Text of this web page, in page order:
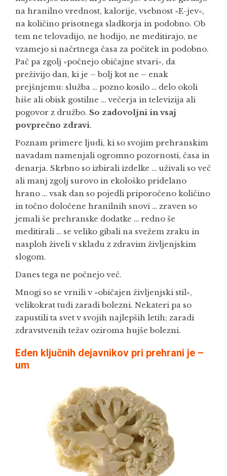
na hranilno vrednost, kalorije, vsebnost »E-jev«,
na količino prisotnega sladkorja in podobno. Ob
tem ne telovadijo, ne hodijo, ne meditirajo, ne
vzamejo si načrtnega časa za počitek in podobno.
Pač pa zgolj »počnejo običajne stvari«, da
preživijo dan, ki je – bolj kot ne – enak
prejšnjemu: služba … pozno kosilo … delo okoli
hiše ali obisk gostilne … večerja in televizija ali
pogovor z družbo. So zadovoljni in vsaj
povprečno zdravi.
Poznam primere ljudi, ki so svojim prehranskim
navadam namenjali ogromno pozornosti, časa in
denarja. Skrbno so izbirali izdelke … uživali so več
ali manj zgolj surovo in ekološko pridelano
hrano … vsak dan so pojedli priporočeno količino
in točno določene hranilnih snovi … zraven so
jemali še prehranske dodatke … redno še
meditirali … se veliko gibali na svežem zraku in
nasploh živeli v skladu z zdravim življenjskim
slogom.
Danes tega ne počnejo več.
Mnogi so se vrnili v »običajen življenjski stil«,
velikokrat tudi zaradi bolezni. Nekateri pa so
zapustili ta svet v svojih najlepših letih; zaradi
zdravstvenih težav oziroma hujše bolezni.
Eden ključnih dejavnikov pri prehrani je –
um